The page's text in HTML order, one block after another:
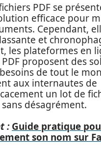
PDF se
efficace pour
Cependant,
et
les plateformes en
proposent des
de tout le
aux internautes de
un lot de
désagrément.
: Guide pratique
son nom sur